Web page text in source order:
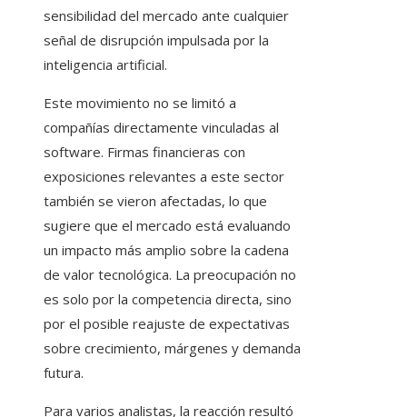
sensibilidad del mercado ante cualquier
señal de disrupción impulsada por la
inteligencia artificial.
Este movimiento no se limitó a
compañías directamente vinculadas al
software. Firmas financieras con
exposiciones relevantes a este sector
también se vieron afectadas, lo que
sugiere que el mercado está evaluando
un impacto más amplio sobre la cadena
de valor tecnológica. La preocupación no
es solo por la competencia directa, sino
por el posible reajuste de expectativas
sobre crecimiento, márgenes y demanda
futura.
Para varios analistas, la reacción resultó